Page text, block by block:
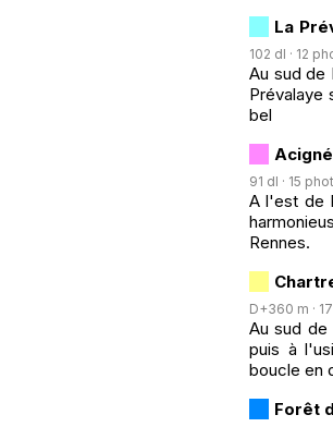
La
102 dl · 12
Au sud de
Prévalaye
bel
91 dl · 15
A l'est de
Rennes.
D+360 m ·
Au sud de
puis à
boucle en
Forêt